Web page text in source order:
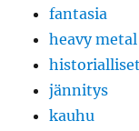
fantasia
heavy metal
jännitys
kauhu